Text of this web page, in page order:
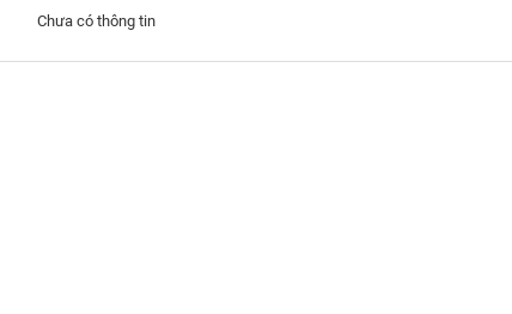
Phòng nghiệp vụ Y
hành động của Tỉnh và SYT
Chưa có thông tin